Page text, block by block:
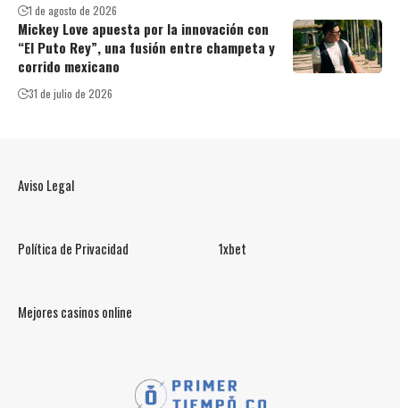
1 de agosto de 2026
Mickey Love apuesta por la innovación con
“El Puto Rey”, una fusión entre champeta y
corrido mexicano
31 de julio de 2026
Aviso Legal
Política de Privacidad 1xbet
Mejores casinos online